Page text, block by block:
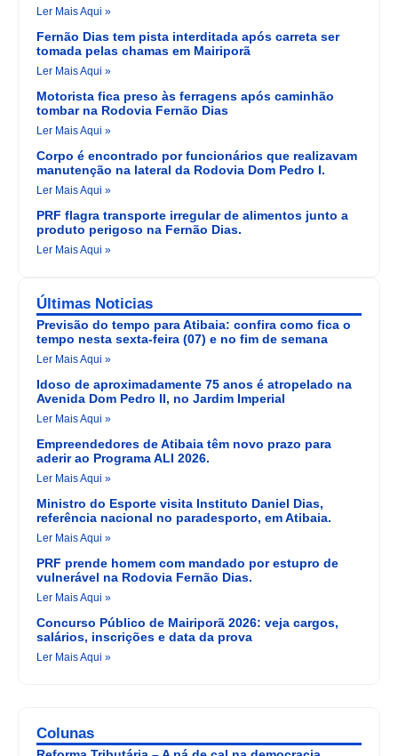
Ler Mais Aqui »
Fernão Dias tem pista interditada após carreta ser
tomada pelas chamas em Mairiporã
Ler Mais Aqui »
Motorista fica preso às ferragens após caminhão
tombar na Rodovia Fernão Dias
Ler Mais Aqui »
Corpo é encontrado por funcionários que realizavam
manutenção na lateral da Rodovia Dom Pedro I.
Ler Mais Aqui »
PRF flagra transporte irregular de alimentos junto a
produto perigoso na Fernão Dias.
Ler Mais Aqui »
Últimas Noticias
Previsão do tempo para Atibaia: confira como fica o
tempo nesta sexta-feira (07) e no fim de semana
Ler Mais Aqui »
Idoso de aproximadamente 75 anos é atropelado na
Avenida Dom Pedro II, no Jardim Imperial
Ler Mais Aqui »
Empreendedores de Atibaia têm novo prazo para
aderir ao Programa ALI 2026.
Ler Mais Aqui »
Ministro do Esporte visita Instituto Daniel Dias,
referência nacional no paradesporto, em Atibaia.
Ler Mais Aqui »
PRF prende homem com mandado por estupro de
vulnerável na Rodovia Fernão Dias.
Ler Mais Aqui »
Concurso Público de Mairiporã 2026: veja cargos,
salários, inscrições e data da prova
Ler Mais Aqui »
Colunas